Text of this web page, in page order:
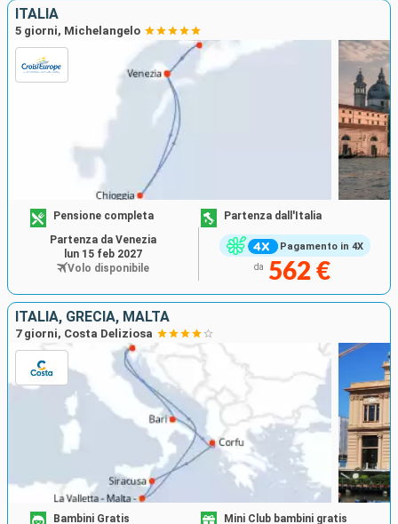
ITALIA
5 giorni, Michelangelo
Pagamento in 4X
Pensione completa Partenza dall'Italia
da 562 €
Partenza da Venezia
lun 15 feb 2027
Volo disponibile
ITALIA, GRECIA, MALTA
7 giorni, Costa Deliziosa
Bambini Gratis Mini Club bambini gratis